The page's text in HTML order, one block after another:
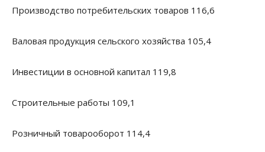
Производство потребительских товаров 116,6
Валовая продукция сельского хозяйства 105,4
Инвестиции в основной капитал 119,8
Строительные работы 109,1
Розничный товарооборот 114,4